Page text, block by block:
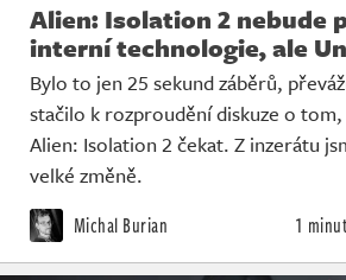
Alien: Isolation 2 nebude
interní technologie, ale
Bylo to jen 25 sekund záběrů,
stačilo k rozproudění diskuze o
Alien: Isolation 2 čekat. Z inzerátu
velké změně.
Michal Burian 1